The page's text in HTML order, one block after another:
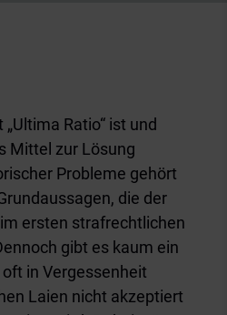
Ratio“ ist und
Mittel zur Lösung
Probleme gehört
die der
ersten strafrechtlichen
gibt es kaum ein
in Vergessenheit
Laien nicht akzeptiert